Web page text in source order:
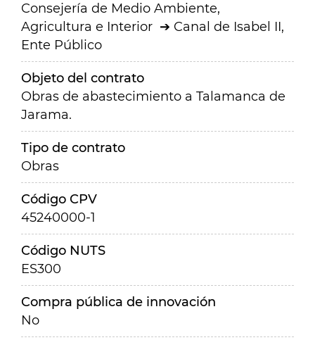
Consejería de Medio Ambiente,
Agricultura e Interior
Canal de Isabel II,
Ente Público
Objeto del contrato
Obras de abastecimiento a Talamanca de
Jarama.
Tipo de contrato
Obras
Código CPV
45240000-1
Código NUTS
ES300
Compra pública de innovación
No